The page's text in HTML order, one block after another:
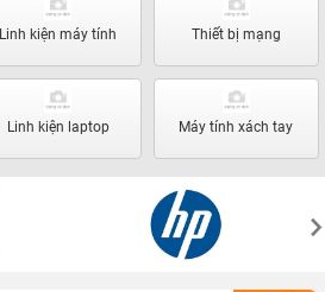
Linh kiện máy tính Thiết bị mạng
Linh kiện laptop Máy tính xách tay